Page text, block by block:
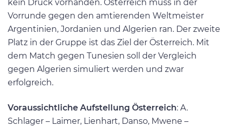
kein Druck vorhanden. Österreich muss in der
Vorrunde gegen den amtierenden Weltmeister
Argentinien, Jordanien und Algerien ran. Der zweite
Platz in der Gruppe ist das Ziel der Österreich. Mit
dem Match gegen Tunesien soll der Vergleich
gegen Algerien simuliert werden und zwar
erfolgreich.
Voraussichtliche Aufstellung Österreich: A.
Schlager – Laimer, Lienhart, Danso, Mwene –